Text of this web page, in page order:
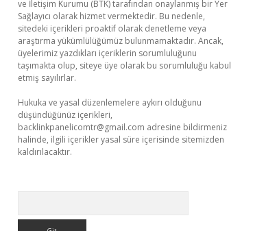
ve İletişim Kurumu (BTK) tarafından onaylanmış bir Yer
Sağlayıcı olarak hizmet vermektedir. Bu nedenle,
sitedeki içerikleri proaktif olarak denetleme veya
araştırma yükümlülüğümüz bulunmamaktadır. Ancak,
üyelerimiz yazdıkları içeriklerin sorumluluğunu
taşımakta olup, siteye üye olarak bu sorumluluğu kabul
etmiş sayılırlar.
Hukuka ve yasal düzenlemelere aykırı olduğunu
düşündüğünüz içerikleri,
backlinkpanelicomtr@gmail.com adresine bildirmeniz
halinde, ilgili içerikler yasal süre içerisinde sitemizden
kaldırılacaktır.